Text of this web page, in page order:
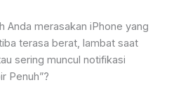
Anda merasakan iPhone yang
terasa berat, lambat saat
sering muncul notifikasi
Penuh”?